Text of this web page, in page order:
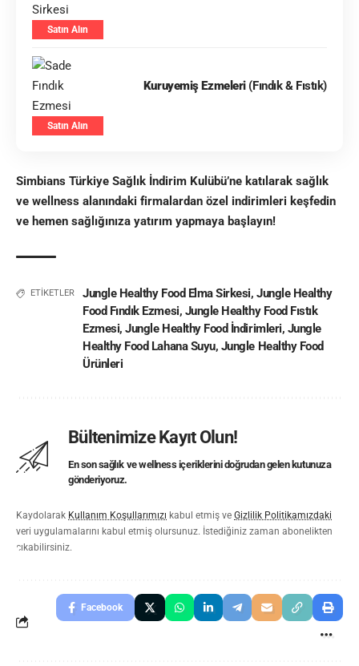
Satın Alın
Kuruyemiş Ezmeleri(Fındık & Fıstık)
Satın Alın
Simbians Türkiye Sağlık İndirim Kulübü’ne katılarak sağlık
ve wellness alanındaki firmalardan özel indirimleri keşfedin
ve hemen sağlığınıza yatırım yapmaya başlayın!
ETİKETLER Jungle Healthy Food Elma Sirkesi,Jungle Healthy
Food Fındık Ezmesi, Jungle Healthy Food Fıstık
Ezmesi,Jungle Healthy Food İndirimleri, Jungle
Healthy Food Lahana Suyu, Jungle Healthy Food
Ürünleri
Bültenimize Kayıt Olun!
En son sağlık ve wellness içeriklerini doğrudan gelen kutunuza
gönderiyoruz.
Kaydolarak Kullanım Koşullarımızı kabul etmiş ve Gizlilik Politikamızdaki
veri uygulamalarını kabul etmiş olursunuz. İstediğiniz zaman abonelikten
çıkabilirsiniz.
Facebook